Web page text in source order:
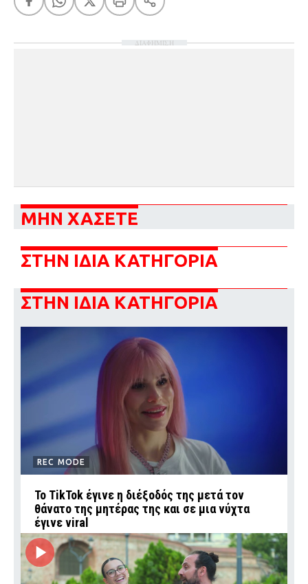
ΔΙΑΦΗΜΙΣΗ
ΜΗΝ ΧΑΣΕΤΕ
ΣΤΗΝ ΙΔΙΑ ΚΑΤΗΓΟΡΙΑ
ΣΤΗΝ ΙΔΙΑ ΚΑΤΗΓΟΡΙΑ
REC MODE
Το TikTok έγινε η διέξοδός της μετά τον
θάνατο της μητέρας της και σε μια νύχτα
έγινε viral